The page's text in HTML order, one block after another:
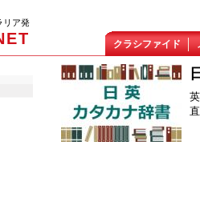
リア発
クラシファイド